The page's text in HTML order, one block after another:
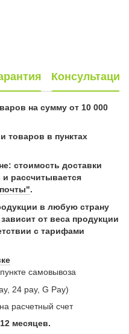
Консультация
на сумму от 10 000
товаров в пунктах
стоимость доставки
и рассчитывается
.
в любую страну
от веса продукции
с тарифами
самовывоза
24 pay, G Pay)
расчетный счет
месяцев.